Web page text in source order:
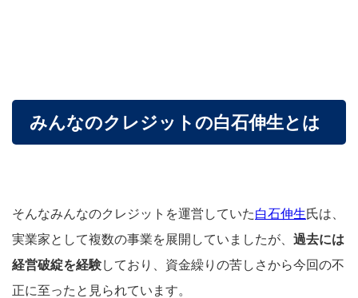
みんなのクレジットの白石伸生とは
そんなみんなのクレジットを運営していた白石伸生氏は、
実業家として複数の事業を展開していましたが、 過去には
経営破綻を経験しており、資金繰りの苦しさから今回の不
正に至ったと見られています。